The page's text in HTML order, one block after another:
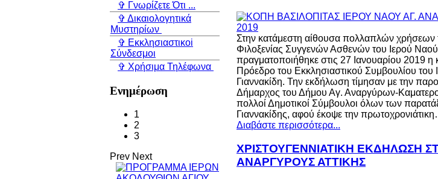
✞ Γνωρίζετε Ότι ...
✞ Δικαιολογητικά
Μυστηρίων
✞ Εκκλησιαστικoi
Σύνδεσμοι
✞ Χρήσιμα Τηλέφωνα
Ενημέρωση
1
2
3
Prev Next
Στην κατάμεστη αίθουσα πολλαπλών χρήσεων
Φιλοξενίας Συγγενών Ασθενών του Ιερού
πραγματοποιήθηκε στις 27 Ιανουαρίου 2019
Πρόεδρο του Εκκλησιαστικού Συμβουλίου
Γιαννακίδη. Την εκδήλωση τίμησαν με την
Δήμαρχος του Δήμου Αγ. Αναργύρων-
πολλοί Δημοτικοί Σύμβουλοι όλων των
Γιαννακίδης, αφού έκοψε την
Διαβάστε περισσότερα...
ΧΡΙΣΤΟΥΓΕΝΝΙΑΤΙΚΗ ΕΚΔΗΛΩΣΗ
ΑΝΑΡΓΥΡΟΥΣ ΑΤΤΙΚΗΣ